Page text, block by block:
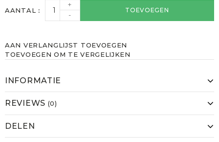
AANTAL
+
-
TOEVOEGEN
AAN VERLANGLIJST TOEVOEGEN
TOEVOEGEN OM TE VERGELIJKEN
INFORMATIE
REVIEWS (0)
DELEN